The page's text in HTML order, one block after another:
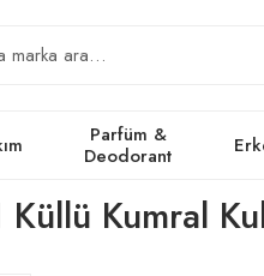
Parfüm &
Deodorant
Kumral